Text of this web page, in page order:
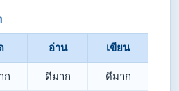
อ่าน เขียน
ก ดีมาก ดีมาก